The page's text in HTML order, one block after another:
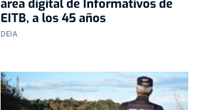
área digital de Informativos de
EITB, a los 45 años
DEIA